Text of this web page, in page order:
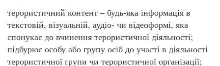
терористичний контент – будь-яка інформація в
текстовій, візуальній, аудіо- чи відеоформі, яка
спонукає до вчинення терористичної діяльності;
підбурює особу або групу осіб до участі в діяльності
терористичної групи чи терористичної організації;